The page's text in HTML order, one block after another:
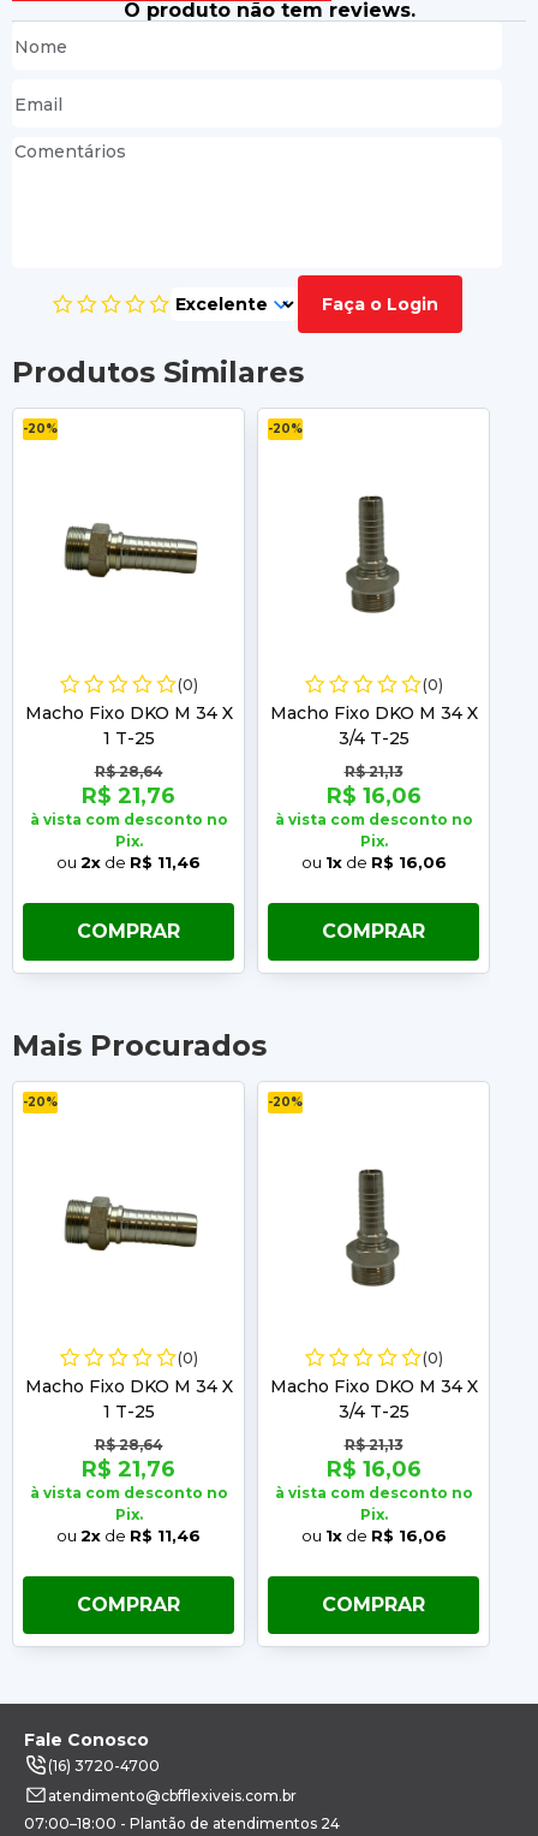
O produto não tem reviews.
Faça o Login
Produtos Similares
-20%
(0)
Macho Fixo DKO M 34 X
1 T-25
R$ 28,64
R$ 21,76
à vista com desconto no
Pix.
ou 2x de R$ 11,46
COMPRAR
-20%
(0)
Macho Fixo DKO M 34 X
3/4 T-25
R$ 21,13
R$ 16,06
à vista com desconto no
Pix.
ou 1xde R$ 16,06
COMPRAR
Mais Procurados
-20%
(0)
Macho Fixo DKO M 34 X
1 T-25
R$ 28,64
R$ 21,76
à vista com desconto no
Pix.
ou 2x de R$ 11,46
COMPRAR
-20%
(0)
Macho Fixo DKO M 34 X
3/4 T-25
R$ 21,13
R$ 16,06
à vista com desconto no
Pix.
ou 1xde R$ 16,06
COMPRAR
Fale Conosco
(16) 3720-4700
atendimento@cbfflexiveis.com.br
07:00–18:00 - Plantão de atendimentos 24